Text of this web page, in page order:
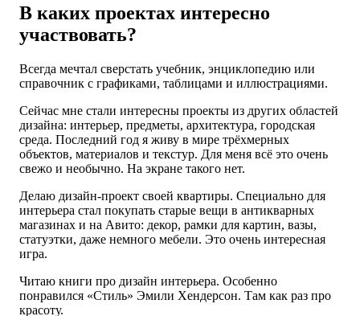
В каких проектах интересно
участвовать?
Всегда мечтал сверстать учебник, энциклопедию или
справочник с графиками, таблицами и иллюстрациями.
Сейчас мне стали интересны проекты из других областей
дизайна: интерьер, предметы, архитектура, городская
среда. Последний год я живу в мире трёхмерных
объектов, материалов и текстур. Для меня всё это очень
свежо и необычно. На экране такого нет.
Делаю дизайн-проект своей квартиры. Специально для
интерьера стал покупать старые вещи в антикварных
магазинах и на Авито: декор, рамки для картин, вазы,
статуэтки, даже немного мебели. Это очень интересная
игра.
Читаю книги про дизайн интерьера. Особенно
понравился «Стиль» Эмили Хендерсон. Там как раз про
красоту.